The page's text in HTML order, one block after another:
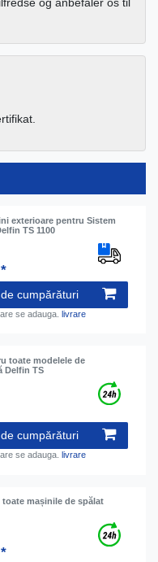
og anbefaler os til
exterioare pentru Sistem
TS 1100
cumpărături
se adauga.livrare
toate modelele de
Delfin TS
cumpărături
se adauga. livrare
toate mașinile de spălat